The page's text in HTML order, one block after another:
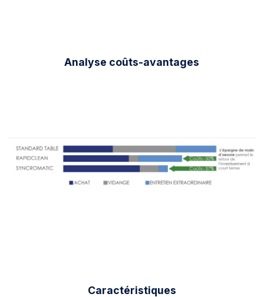
Analyse coûts-avantages
Caractéristiques